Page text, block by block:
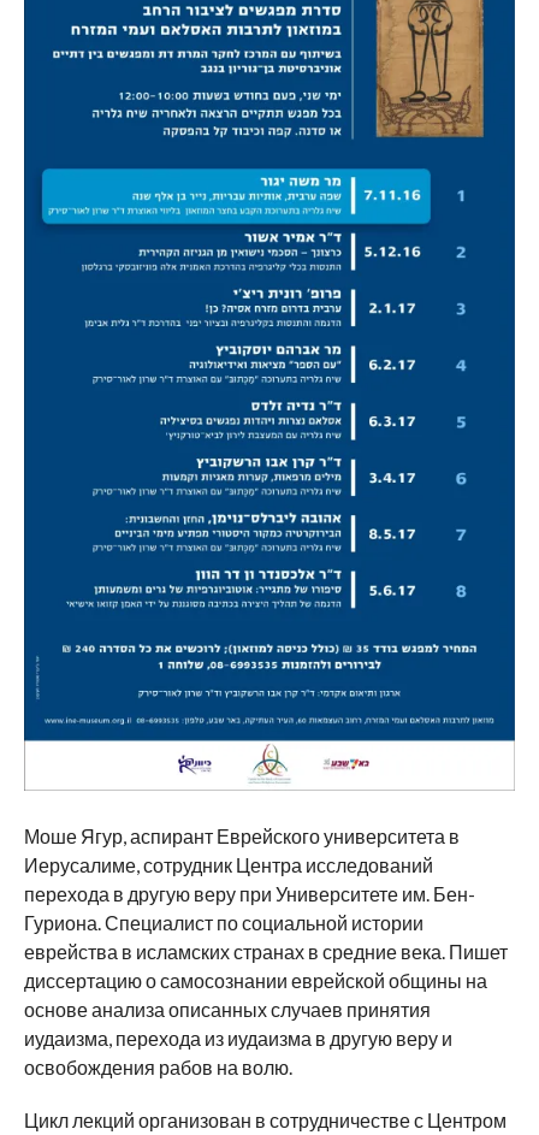
Моше Ягур, аспирант Еврейского университета в
Иерусалиме, сотрудник Центра исследований
перехода в другую веру при Университете им. Бен-
Гуриона. Специалист по социальной истории
еврейства в исламских странах в средние века. Пишет
диссертацию о самосознании еврейской общины на
основе анализа описанных случаев принятия
иудаизма, перехода из иудаизма в другую веру и
освобождения рабов на волю.
Цикл лекций организован в сотрудничестве с Центром